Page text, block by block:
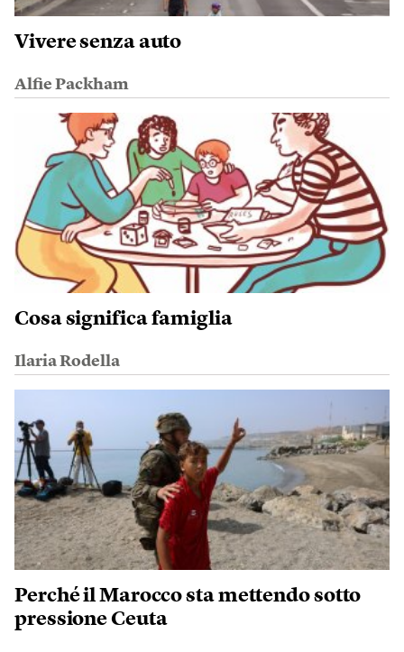
Vivere senza auto
Alfie Packham
Cosa significa famiglia
Ilaria Rodella
Perché il Marocco sta mettendo sotto
pressione Ceuta